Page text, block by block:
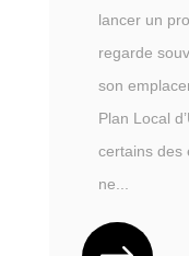
lancer un
regarde
son
Plan Local
certains des
ne...